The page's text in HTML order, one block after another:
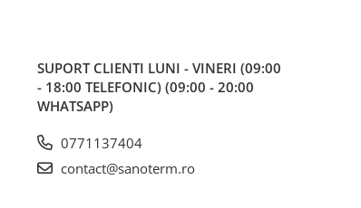
SUPORT CLIENTI LUNI - VINERI (09:00
- 18:00 TELEFONIC) (09:00 - 20:00
WHATSAPP)
0771137404
contact@sanoterm.ro